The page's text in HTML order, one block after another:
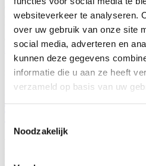
websiteverkeer te analyseren.
over uw gebruik van onze site
social media, adverteren en
kunnen deze gegevens
informatie die u aan ze heeft
verzameld op basis van uw
Noodzakelijk
donderdag, 08 januari 2026
Op 30 december 2025 werd de
betreffende de verhoging van de
de geldboete voor inbreuken op het
Meer
Nieuws
is benoemd tot Partner bij